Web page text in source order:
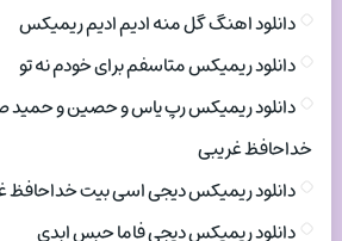
دانلود اهنگ گل منه ادیم ادیم ریمیکس
دانلود ریمیکس متاسفم برای خودم نه تو
دانلود ریمیکس رپ یاس و حصین و
خداحافظ غریبی
دانلود ریمیکس دیجی اسی بیت خداحافظ
دانلود ریمیکس دیجی فاما حبس ابدی